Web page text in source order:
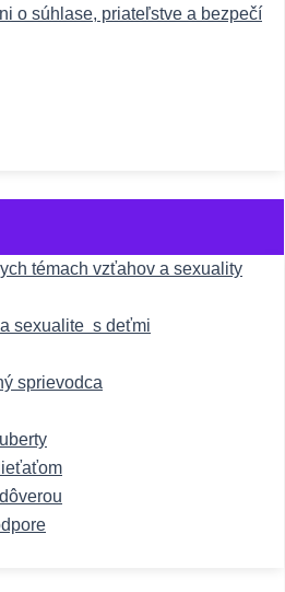
o súhlase, priateľstve a bezpečí
témach vzťahov a sexuality
sexualite s deťmi
sprievodca